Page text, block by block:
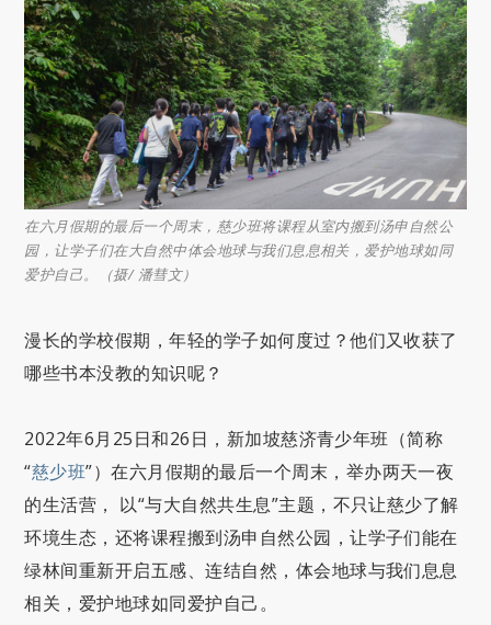
在六月假期的最后一个周末，慈少班将课程从室内搬到汤申自然公
园，让学子们在大自然中体会地球与我们息息相关，爱护地球如同
爱护自己。（摄/ 潘彗文）
漫长的学校假期，年轻的学子如何度过？他们又收获了
哪些书本没教的知识呢？
2022年6月25日和26日，新加坡慈济青少年班（简称
“慈少班”）在六月假期的最后一个周末，举办两天一夜
的生活营， 以“与大自然共生息”主题，不只让慈少了解
环境生态，还将课程搬到汤申自然公园，让学子们能在
绿林间重新开启五感、连结自然，体会地球与我们息息
相关，爱护地球如同爱护自己。